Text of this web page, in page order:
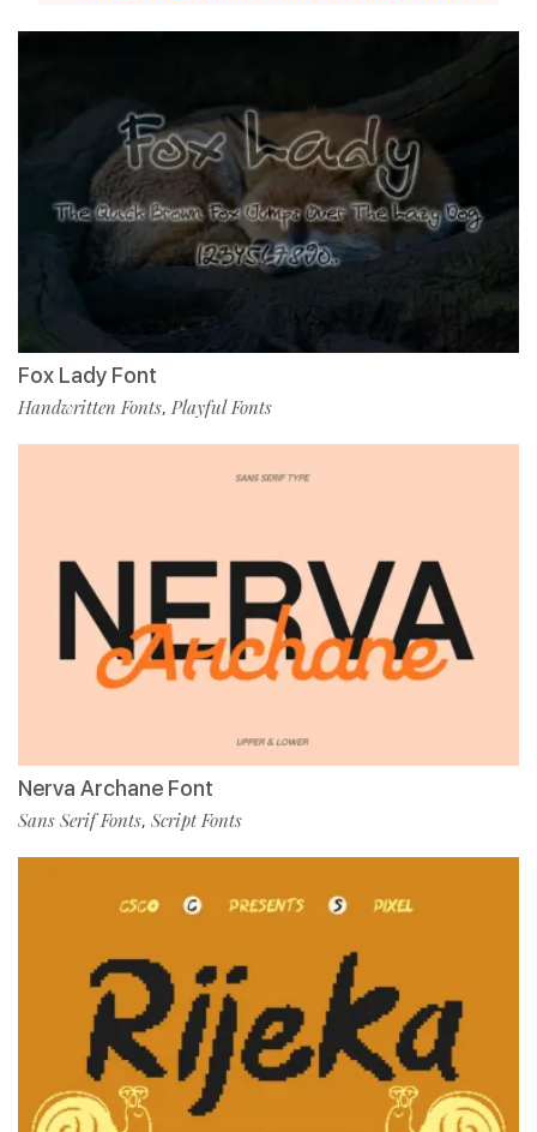
Fox Lady Font
Handwritten Fonts, Playful Fonts
Nerva Archane Font
Sans Serif Fonts, Script Fonts